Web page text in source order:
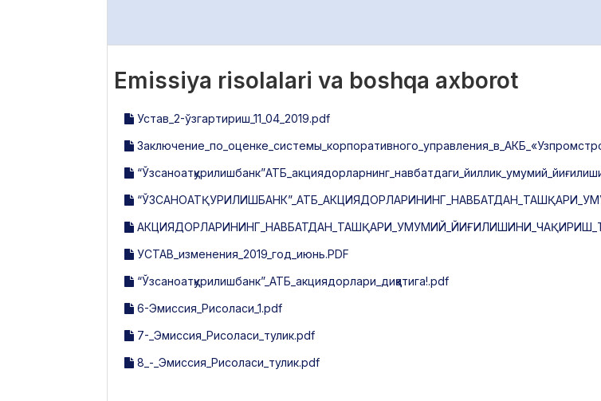
Emissiya risolalari va boshqa axborot
Устав_2-ўзгартириш_11_04_2019.pdf
УСТАВ_изменения_2019_год_июнь.PDF
“Ўзсаноатқурилишбанк”_АТБ_акциядорлари_диққатига!.pdf
6-Эмиссия_Рисоласи_1.pdf
7-_Эмиссия_Рисоласи_тулик.pdf
8_-_Эмиссия_Рисоласи_тулик.pdf